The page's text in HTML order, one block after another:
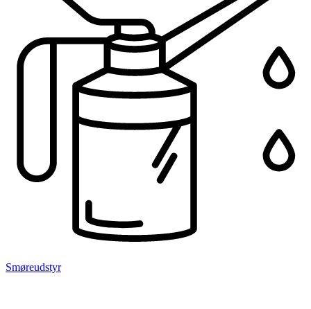
Smøreudstyr